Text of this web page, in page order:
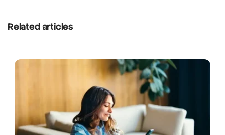
Related articles